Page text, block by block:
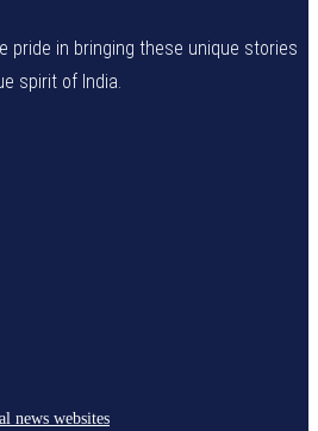
pride in bringing these unique stories
spirit of India.
news websites